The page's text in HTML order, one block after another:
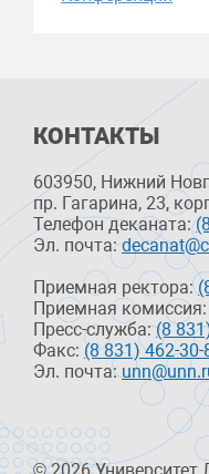
КОНТАКТЫ
603950, Нижний
пр. Гагарина, 23,
Телефон деканата:
Эл. почта:
Приемная ректора:
Приемная комиссия:
Пресс-служба:(8
Факс: (8 831) 462-30-
Эл. почта: